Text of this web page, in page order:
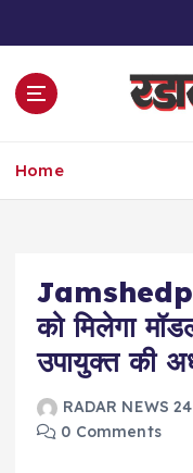
Home
को मिलेगा
उपायुक्त की
RADAR NEWS 24
0 Comments